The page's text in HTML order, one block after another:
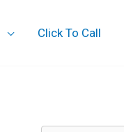
Click To Call